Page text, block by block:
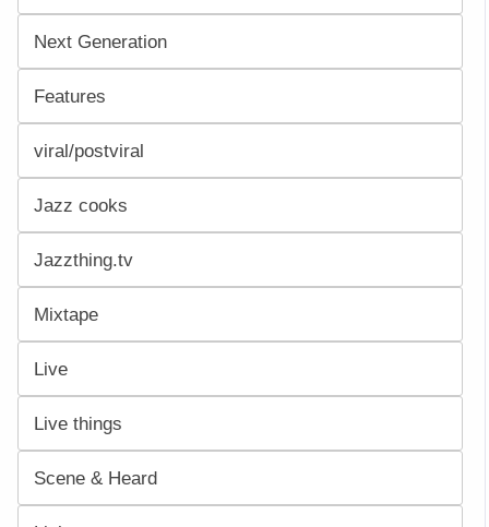
Next Generation
Features
viral/postviral
Jazz cooks
Jazzthing.tv
Mixtape
Live
Live things
Scene & Heard